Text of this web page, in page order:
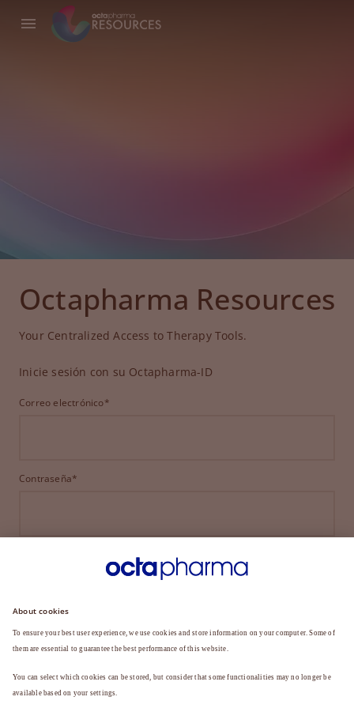
Octapharma Resources
Your Centralized Access to Therapy Tools.
Inicie sesión con su Octapharma-ID
Correo electrónico*
Contraseña*
INICIAR SESIÓN
¿HA OLVIDADO SU CONTRASEÑA?
¿Aún no es miembro?